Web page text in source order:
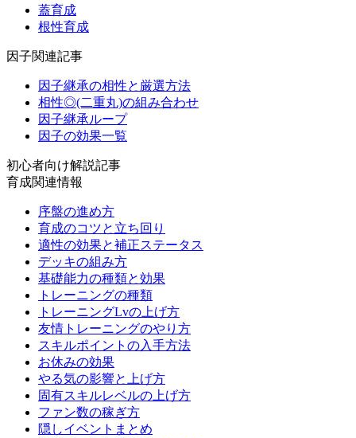
蓋育成
根性育成
因子関連記事
因子継承の相性と厳選方法
相性◎(二重丸)の組み合わせ
因子継承ループ
因子の効果一覧
初心者向け解説記事
育成関連情報
序盤の進め方
育成のコツと立ち回り
適性の効果と補正ステータス
デッキの組み方
基礎能力の種類と効果
トレーニングの種類
トレーニングLvの上げ方
友情トレーニングのやり方
スキルポイントの入手方法
お休みの効果
やる気の影響と上げ方
固有スキルレベルの上げ方
ファン数の稼ぎ方
隠しイベントまとめ